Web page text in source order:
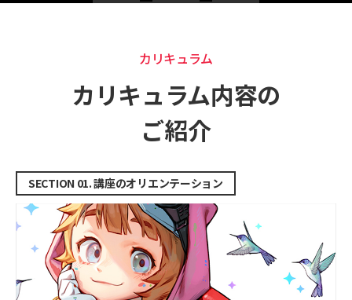
カリキュラム
カリキュラム内容の
ご紹介
SECTION 01. 講座のオリエンテーション